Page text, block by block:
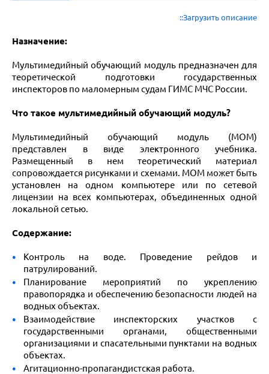
::Загрузить описание
Назначение:
Мультимедийный обучающий модуль предназначен для
теоретической подготовки государственных
инспекторов по маломерным судам ГИМС МЧС России.
Что такое мультимедийный обучающий модуль?
Мультимедийный обучающий модуль (МОМ)
представлен в виде электронного учебника.
Размещенный в нем теоретический материал
сопровождается рисунками и схемами. МОМ может быть
установлен на одном компьютере или по сетевой
лицензии на всех компьютерах, объединенных одной
локальной сетью.
Содержание:
Контроль на воде. Проведение рейдов и
патрулирований.
Планирование мероприятий по укреплению
правопорядка и обеспечению безопасности людей на
водных объектах.
Взаимодействие инспекторских участков с
государственными органами, общественными
организациями и спасательными пунктами на водных
объектах.
Агитационно-пропагандистская работа.